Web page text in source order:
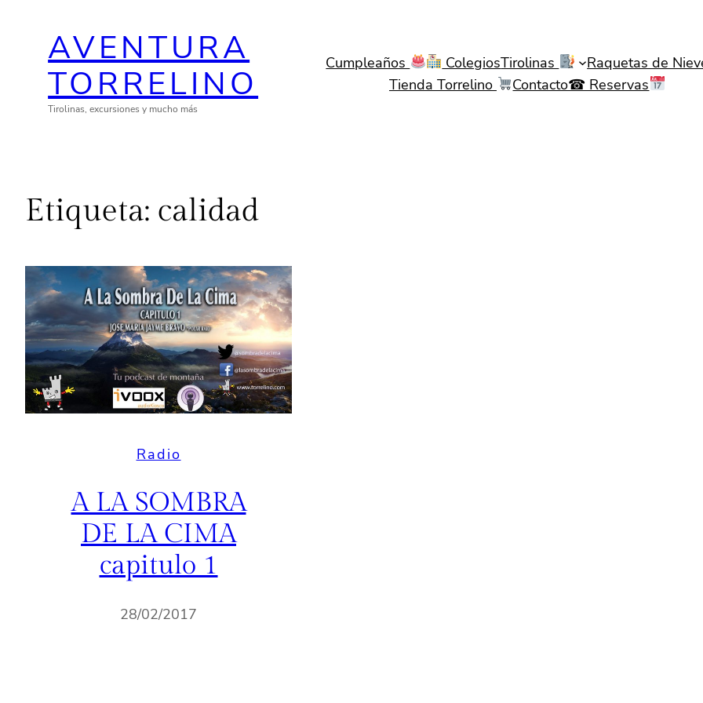
contenidoAVENTURA
TORRELINO
Tirolinas, excursiones y mucho más
Cumpleaños ColegiosTirolinas
Raquetas de
Tienda Torrelino
Contacto☎ Reservas
Etiqueta: calidad
Radio
A LA SOMBRA
DE LA CIMA
capitulo 1
28/02/2017